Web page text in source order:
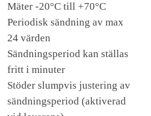
Mäter -20°C till +70°C
Periodisk sändning av max
24 värden
Sändningsperiod kan ställas
fritt i minuter
Stöder slumpvis justering av
sändningsperiod (aktiverad